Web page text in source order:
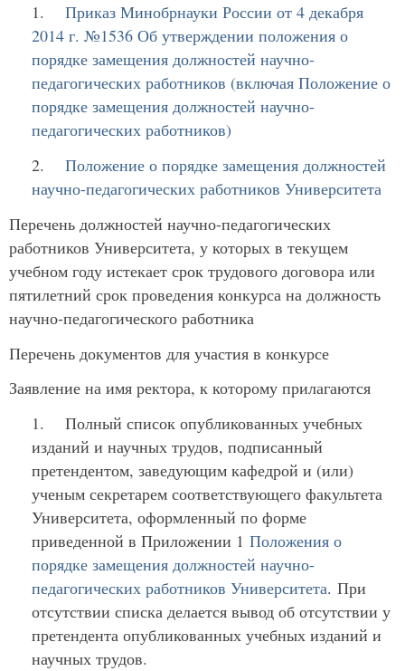
1. Приказ Минобрнауки России от 4 декабря
2014 г. №1536 Об утверждении положения о
порядке замещения должностей научно-
педагогических работников (включая Положение о
порядке замещения должностей научно-
педагогических работников)
2. Положение о порядке замещения должностей
научно-педагогических работников Университета
Перечень должностей научно-педагогических
работников Университета, у которых в текущем
учебном году истекает срок трудового договора или
пятилетний срок проведения конкурса на должность
научно-педагогического работника
Перечень документов для участия в конкурсе
Заявление на имя ректора, к которому прилагаются
1. Полный список опубликованных учебных
изданий и научных трудов, подписанный
претендентом, заведующим кафедрой и (или)
ученым секретарем соответствующего факультета
Университета, оформленный по форме
приведенной в Приложении 1 Положения о
порядке замещения должностей научно-
педагогических работников Университета. При
отсутствии списка делается вывод об отсутствии у
претендента опубликованных учебных изданий и
научных трудов.